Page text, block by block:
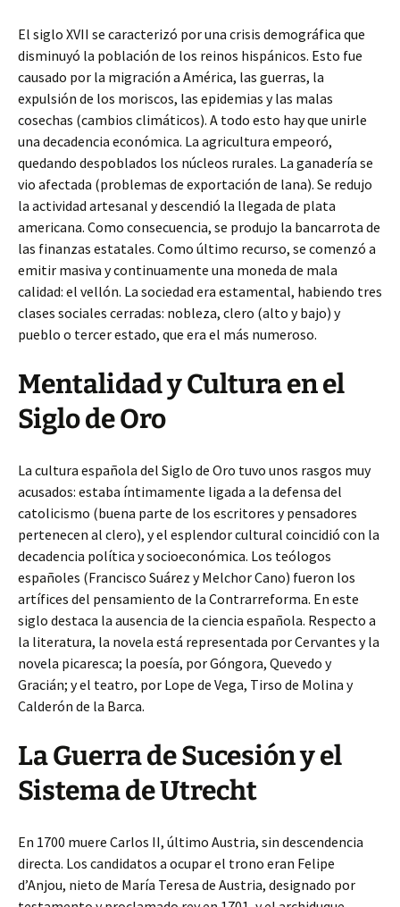
El siglo XVII se caracterizó por una crisis demográfica que
disminuyó la población de los reinos hispánicos. Esto fue
causado por la migración a América, las guerras, la
expulsión de los moriscos, las epidemias y las malas
cosechas (cambios climáticos). A todo esto hay que unirle
una decadencia económica. La agricultura empeoró,
quedando despoblados los núcleos rurales. La ganadería se
vio afectada (problemas de exportación de lana). Se redujo
la actividad artesanal y descendió la llegada de plata
americana. Como consecuencia, se produjo la bancarrota de
las finanzas estatales. Como último recurso, se comenzó a
emitir masiva y continuamente una moneda de mala
calidad: el vellón. La sociedad era estamental, habiendo tres
clases sociales cerradas: nobleza, clero (alto y bajo) y
pueblo o tercer estado, que era el más numeroso.
Mentalidad y Cultura en el
Siglo de Oro
La cultura española del Siglo de Oro tuvo unos rasgos muy
acusados: estaba íntimamente ligada a la defensa del
catolicismo (buena parte de los escritores y pensadores
pertenecen al clero), y el esplendor cultural coincidió con la
decadencia política y socioeconómica. Los teólogos
españoles (Francisco Suárez y Melchor Cano) fueron los
artífices del pensamiento de la Contrarreforma. En este
siglo destaca la ausencia de la ciencia española. Respecto a
la literatura, la novela está representada por Cervantes y la
novela picaresca; la poesía, por Góngora, Quevedo y
Gracián; y el teatro, por Lope de Vega, Tirso de Molina y
Calderón de la Barca.
La Guerra de Sucesión y el
Sistema de Utrecht
En 1700 muere Carlos II, último Austria, sin descendencia
directa. Los candidatos a ocupar el trono eran Felipe
d’Anjou, nieto de María Teresa de Austria, designado por